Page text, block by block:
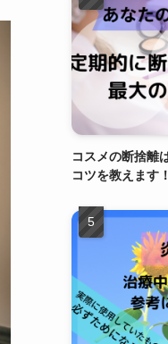
コスメの断捨離
コツを教えます！